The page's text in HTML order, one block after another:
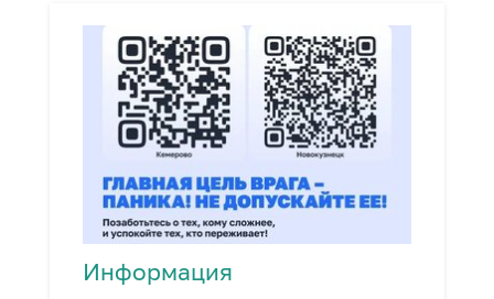
Информация